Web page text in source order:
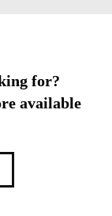
for?
available